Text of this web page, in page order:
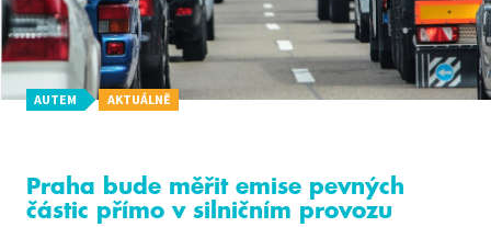
AUTEM AKTUÁLNĚ
Praha bude měřit emise pevných
částic přímo v silničním provozu